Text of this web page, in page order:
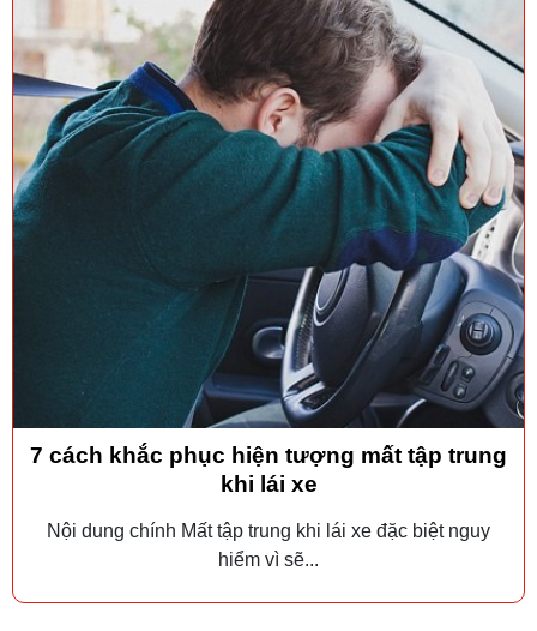
7 cách khắc phục hiện tượng mất tập trung
khi lái xe
Nội dung chính Mất tập trung khi lái xe đặc biệt nguy
hiểm vì sẽ...